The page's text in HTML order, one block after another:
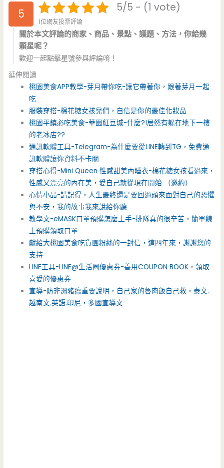
5 5/5 - (1 vote)
1位網友投票評論
關於本文評論的商家、商品、景點、議題、方法，你給幾
顆星呢？
歡迎一起點擊星號參與評論唷！
延伸閱讀
桃園美食APP教學-芽月帶你吃-讓它帶著你，跟著芽月一起
吃
服裝穿搭-棉花糖女孩兒們，自信是你的最佳化妝品
桃園平鎮必吃美食-華園紅豆城-什麼?!居然有躲在地下一樓
的老冰店??
通訊軟體工具-Telegram-為什麼要從LINE轉到TG，免費通
訊軟體讓你資料不卡關
穿搭心得-Mini Queen 性感甜美內睡衣-棉花糖女孩看過來，
性感又漂亮的內在美，愛自己就從現在開始 （邀約）
心情小品-請記得，人生最終還是要回過頭來面對自己的恐懼
與不安，我的故事我來說給你聽
教學文-eMASK口罩預購怎麼上手-排隊真的很辛苦，簡單線
上預購領取口罩
獻給大桃園美食吃貨團粉絲的一封信，這四年來，謝謝您的
支持
LINE工具-LINE@生活圈優惠券-善用COUPON BOOK，領取
喜愛的優惠券
宣導-防非洲豬瘟重要說明，自己家的魯肉飯自己救，泰文.
越南文.英語.印尼，多國宣導文